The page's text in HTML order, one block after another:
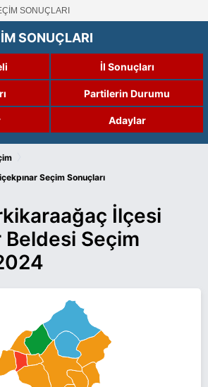
SONUÇLARI
SONUÇLARI
İl Sonuçları
Partilerin Durumu
Adaylar
Seçim Sonuçları
İlçesi
Beldesi Seçim